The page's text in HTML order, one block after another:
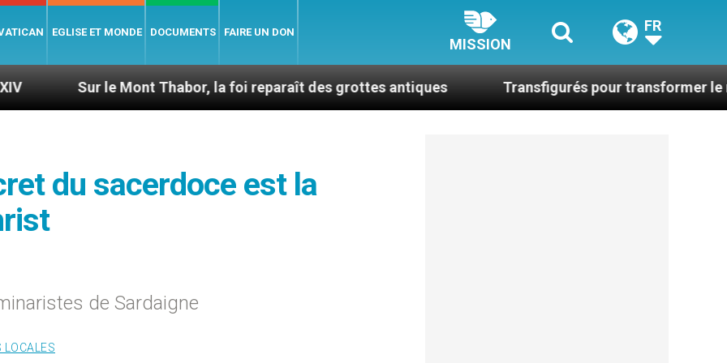
EGLISE ET MONDE DOCUMENTS FAIRE UN DON
MISSION
FR
le Mont Thabor, la foi reparaît des grottes antiques Transfigurés pour transformer le monde
du sacerdoce est la
de Sardaigne
LOCALES